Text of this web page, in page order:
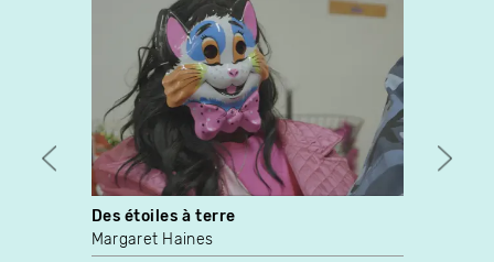
Des étoiles à terre
Margaret Haines